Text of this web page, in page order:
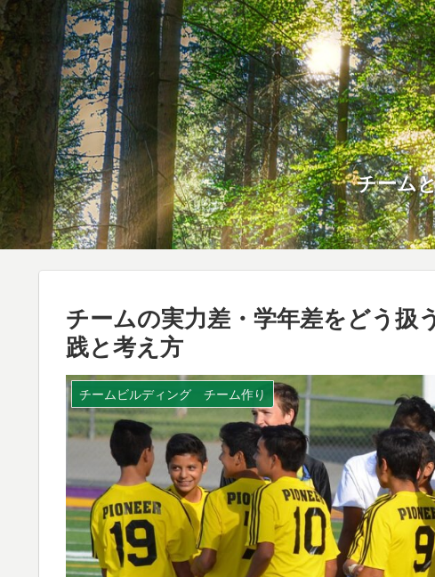
チーム
チームの実力差・学年差をどう扱
践と考え方
チームビルディング チーム作り